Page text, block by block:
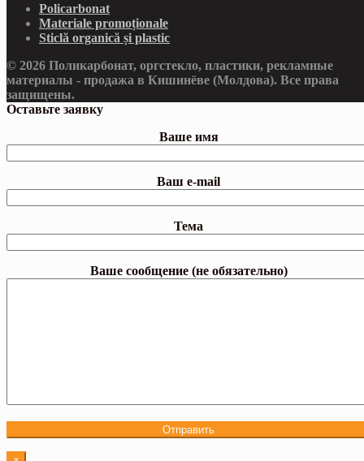
Policarbonat
Materiale promoționale
Sticlă organică și plastic
© 2026 Поликарбонат, оргстекло, пластики, рекламные
материалы - продажа в Кишинёве (Молдова). Все права
защищены.
Оставьте заявку
Ваше имя
Ваш e-mail
Тема
Ваше сообщение (не обязательно)